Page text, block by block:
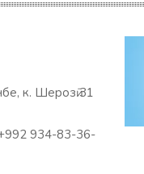
к. Шерозӣ 31
934-83-36-